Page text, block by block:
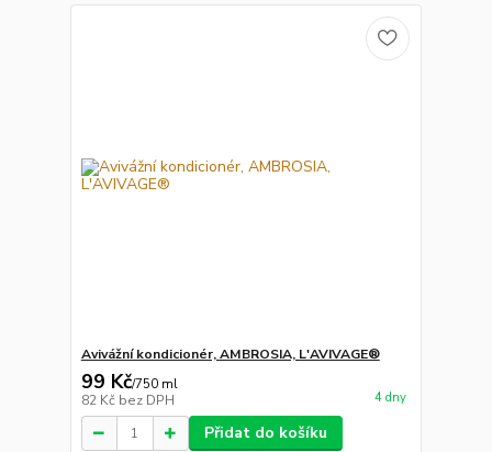
Avivážní kondicionér, AMBROSIA, L'AVIVAGE®
99 Kč/750 ml
82 Kč bez DPH 4 dny
Přidat do košíku